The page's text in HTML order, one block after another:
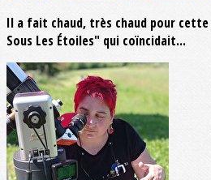
Il a fait chaud, très chaud pour
Sous Les Étoiles" qui coïncidait...